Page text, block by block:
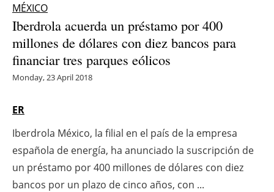
Electric/Hybrid
Interviews
Directory
Jobs
MÉXICO
Iberdrola acuerda un préstamo por 400
millones de dólares con diez bancos para
financiar tres parques eólicos
Monday, 23 April 2018
ER
Iberdrola México, la filial en el país de la empresa
española de energía, ha anunciado la suscripción de
un préstamo por 400 millones de dólares con diez
bancos por un plazo de cinco años, con ...